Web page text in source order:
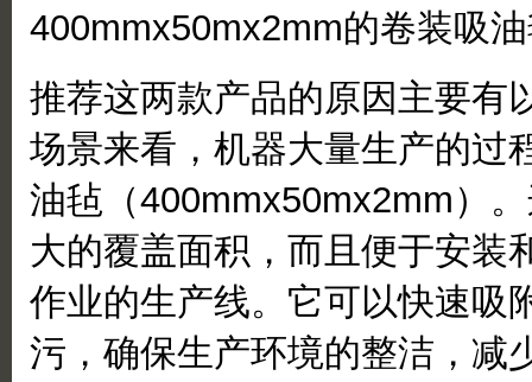
400mmx50mx2mm的卷装吸
推荐这两款产品的原因主要有
场景来看，机器大量生产的过
油毡（400mmx50mx2mm）
大的覆盖面积，而且便于安装
作业的生产线。它可以快速吸
污，确保生产环境的整洁，减